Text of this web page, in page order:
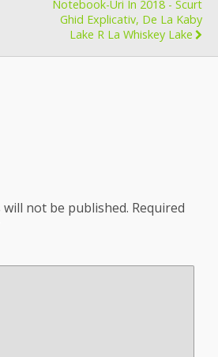
Notebook-Uri In 2018 - Scurt
Ghid Explicativ, De La Kaby
Lake R La Whiskey Lake
not be published. Required